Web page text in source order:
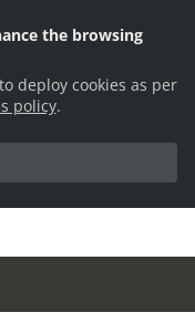
the browsing
deploy cookies as per
policy.